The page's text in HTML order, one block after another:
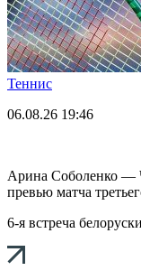
Теннис
06.08.26 19:46
Арина Соболенко —
превью матча
6-я встреча